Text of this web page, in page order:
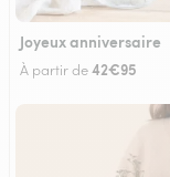
Joyeux anniversaire
À partir de42€95